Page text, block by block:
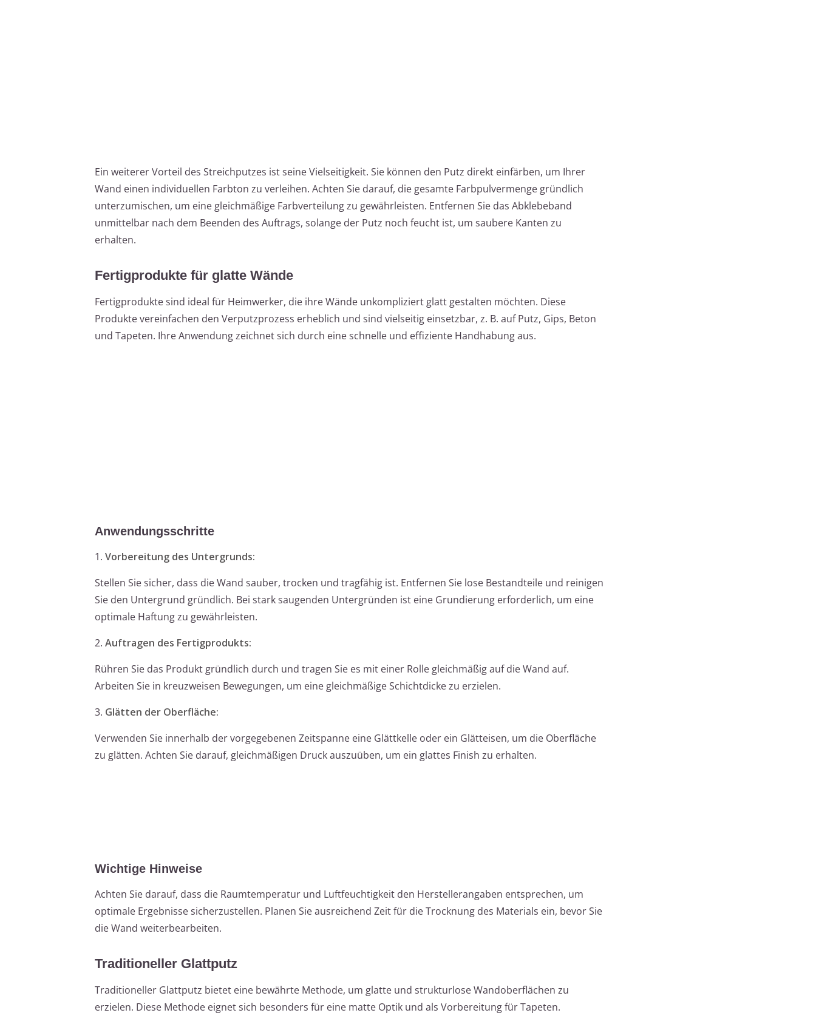
Ein weiterer Vorteil des Streichputzes ist seine Vielseitigkeit. Sie können den Putz direkt einfärben, um Ihrer
Wand einen individuellen Farbton zu verleihen. Achten Sie darauf, die gesamte Farbpulvermenge gründlich
unterzumischen, um eine gleichmäßige Farbverteilung zu gewährleisten. Entfernen Sie das Abklebeband
unmittelbar nach dem Beenden des Auftrags, solange der Putz noch feucht ist, um saubere Kanten zu
erhalten.
Fertigprodukte für glatte Wände
Fertigprodukte sind ideal für Heimwerker, die ihre Wände unkompliziert glatt gestalten möchten. Diese
Produkte vereinfachen den Verputzprozess erheblich und sind vielseitig einsetzbar, z. B. auf Putz, Gips, Beton
und Tapeten. Ihre Anwendung zeichnet sich durch eine schnelle und effiziente Handhabung aus.
Anwendungsschritte
1. Vorbereitung des Untergrunds:
Stellen Sie sicher, dass die Wand sauber, trocken und tragfähig ist. Entfernen Sie lose Bestandteile und reinigen
Sie den Untergrund gründlich. Bei stark saugenden Untergründen ist eine Grundierung erforderlich, um eine
optimale Haftung zu gewährleisten.
2. Auftragen des Fertigprodukts:
Rühren Sie das Produkt gründlich durch und tragen Sie es mit einer Rolle gleichmäßig auf die Wand auf.
Arbeiten Sie in kreuzweisen Bewegungen, um eine gleichmäßige Schichtdicke zu erzielen.
3. Glätten der Oberfläche:
Verwenden Sie innerhalb der vorgegebenen Zeitspanne eine Glättkelle oder ein Glätteisen, um die Oberfläche
zu glätten. Achten Sie darauf, gleichmäßigen Druck auszuüben, um ein glattes Finish zu erhalten.
Wichtige Hinweise
Achten Sie darauf, dass die Raumtemperatur und Luftfeuchtigkeit den Herstellerangaben entsprechen, um
optimale Ergebnisse sicherzustellen. Planen Sie ausreichend Zeit für die Trocknung des Materials ein, bevor Sie
die Wand weiterbearbeiten.
Traditioneller Glattputz
Traditioneller Glattputz bietet eine bewährte Methode, um glatte und strukturlose Wandoberflächen zu
erzielen. Diese Methode eignet sich besonders für eine matte Optik und als Vorbereitung für Tapeten.